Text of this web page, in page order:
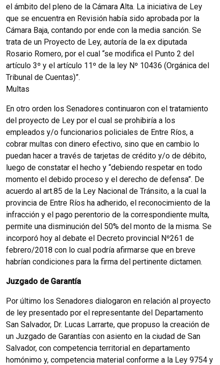
el ámbito del pleno de la Cámara Alta. La iniciativa de Ley
que se encuentra en Revisión había sido aprobada por la
Cámara Baja, contando por ende con la media sanción. Se
trata de un Proyecto de Ley, autoría de la ex diputada
Rosario Romero, por el cual “se modifica el Punto 2 del
artículo 3º y el artículo 11º de la ley Nº 10436 (Orgánica del
Tribunal de Cuentas)”.
Multas
En otro orden los Senadores continuaron con el tratamiento
del proyecto de Ley por el cual se prohibiría a los
empleados y/o funcionarios policiales de Entre Ríos, a
cobrar multas con dinero efectivo, sino que en cambio lo
puedan hacer a través de tarjetas de crédito y/o de débito,
luego de constatar el hecho y “debiendo respetar en todo
momento el debido proceso y el derecho de defensa”. De
acuerdo al art.85 de la Ley Nacional de Tránsito, a la cual la
provincia de Entre Ríos ha adherido, el reconocimiento de la
infracción y el pago perentorio de la correspondiente multa,
permite una disminución del 50% del monto de la misma. Se
incorporó hoy al debate el Decreto provincial Nº261 de
febrero/2018 con lo cual podría afirmarse que en breve
habrían condiciones para la firma del pertinente dictamen.
Juzgado de Garantía
Por último los Senadores dialogaron en relación al proyecto
de ley presentado por el representante del Departamento
San Salvador, Dr. Lucas Larrarte, que propuso la creación de
un Juzgado de Garantías con asiento en la ciudad de San
Salvador, con competencia territorial en departamento
homónimo y, competencia material conforme a la Ley 9754 y